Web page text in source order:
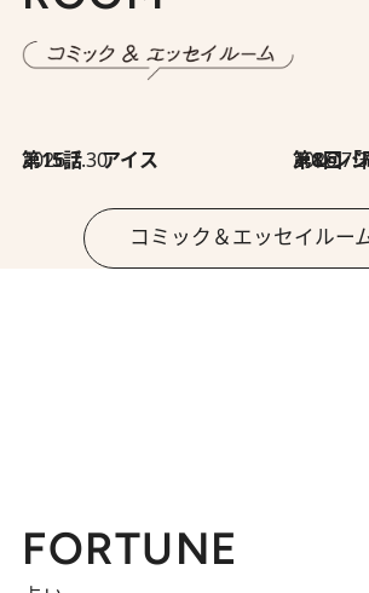
2026.7.30
第15話 アイス 第8回「同人誌即売
コミック＆エッセイルー
FORTUNE